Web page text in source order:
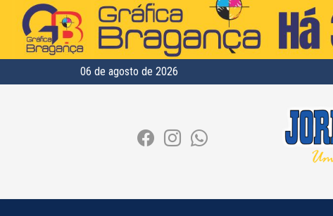
06 de agosto de 2026